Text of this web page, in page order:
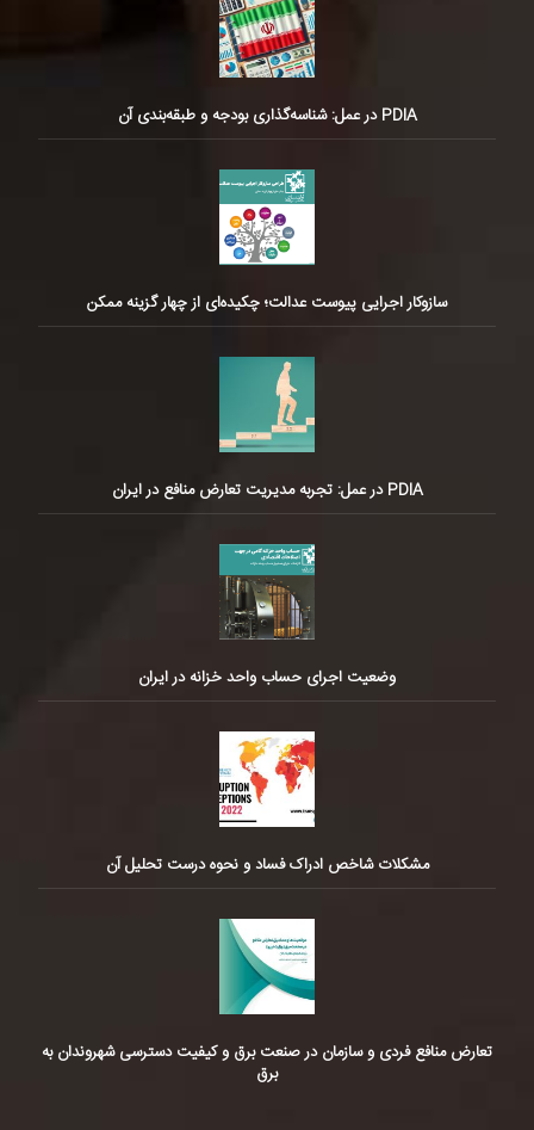
PDIA در عمل: شناسه‌گذاری بودجه و طبقه‌بندی آن
سازوکار اجرایی پیوست عدالت؛ چکیده‌ای از چهار گزینه ممکن
PDIA در عمل: تجربه مدیریت تعارض منافع در ایران
وضعیت اجرای حساب واحد خزانه در ایران
مشکلات شاخص ادراک فساد و نحوه درست تحلیل آن
تعارض منافع فردی و سازمان در صنعت برق و کیفیت دسترسی شهروندان به
برق